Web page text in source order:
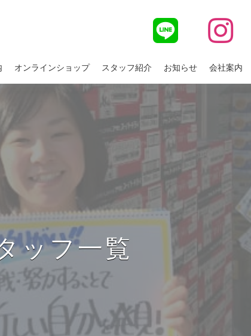
オンラインショップ スタッフ紹介 お知らせ 会社案内
ッフ一覧